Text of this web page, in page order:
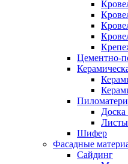
Цементно-
Доска
Шифер
Фасадные
Сайдинг